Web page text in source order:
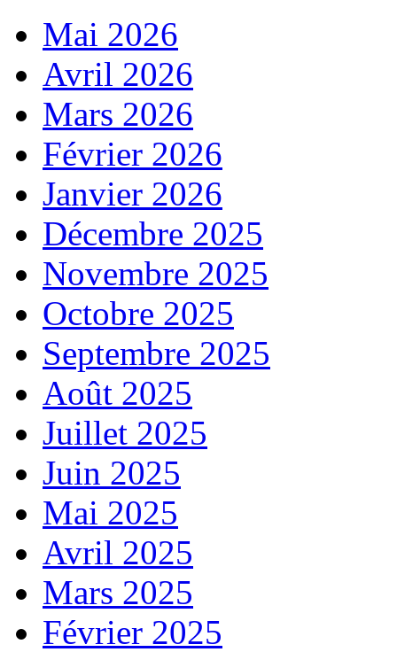
Mai 2026
Avril 2026
Mars 2026
Février 2026
Janvier 2026
Décembre 2025
Novembre 2025
Octobre 2025
Septembre 2025
Août 2025
Juillet 2025
Juin 2025
Mai 2025
Avril 2025
Mars 2025
Février 2025